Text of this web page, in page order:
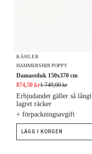
KÄHLER
HAMMERSHØI POPPY
Damastduk 150x370 cm
874,50 kr1 749,00 kr
+ förpackningsavgift
Erbjudandet gäller så långt
lagret räcker
LÄGG I KORGEN